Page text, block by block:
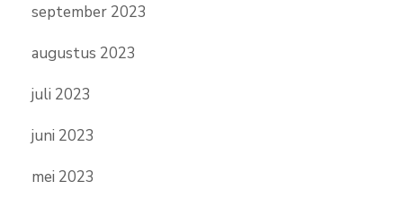
september 2023
augustus 2023
juli 2023
juni 2023
mei 2023